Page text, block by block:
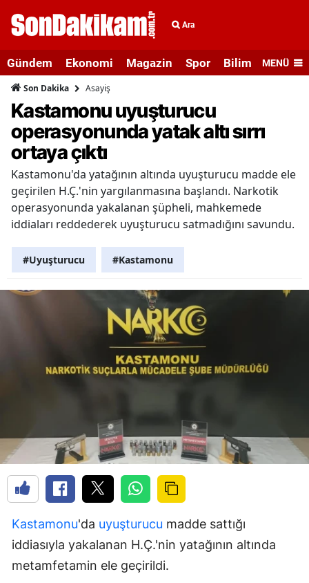
Ara
Gündem Ekonomi Magazin Spor Bilim veMENÜ
Son Dakika Asayiş
Kastamonu uyuşturucu
operasyonunda yatak altı sırrı
ortaya çıktı
Kastamonu'da yatağının altında uyuşturucu madde ele
geçirilen H.Ç.'nin yargılanmasına başlandı. Narkotik
operasyonunda yakalanan şüpheli, mahkemede
iddiaları reddederek uyuşturucu satmadığını savundu.
#Uyuşturucu #Kastamonu
Kastamonu'da uyuşturucu madde sattığı
iddiasıyla yakalanan H.Ç.'nin yatağının altında
metamfetamin ele geçirildi.